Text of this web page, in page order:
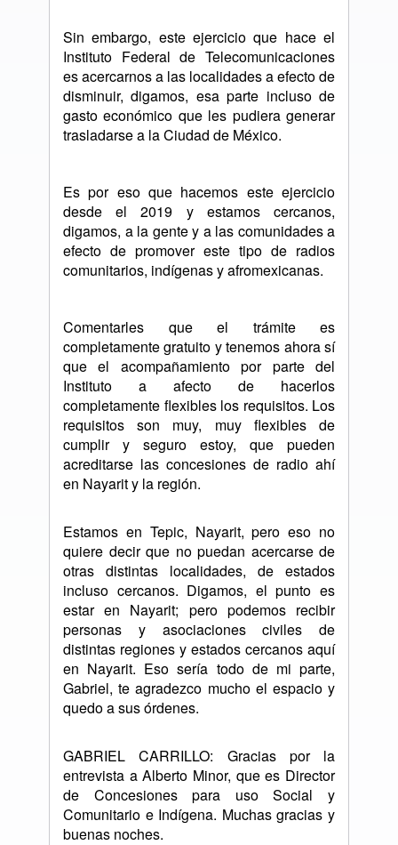
Sin embargo, este ejercicio que hace el
Instituto Federal de Telecomunicaciones
es acercarnos a las localidades a efecto de
disminuir, digamos, esa parte incluso de
gasto económico que les pudiera generar
trasladarse a la Ciudad de México.
Es por eso que hacemos este ejercicio
desde el 2019 y estamos cercanos,
digamos, a la gente y a las comunidades a
efecto de promover este tipo de radios
comunitarios, indígenas y afromexicanas.
Comentarles que el trámite es
completamente gratuito y tenemos ahora sí
que el acompañamiento por parte del
Instituto a afecto de hacerlos
completamente flexibles los requisitos. Los
requisitos son muy, muy flexibles de
cumplir y seguro estoy, que pueden
acreditarse las concesiones de radio ahí
en Nayarit y la región.
Estamos en Tepic, Nayarit, pero eso no
quiere decir que no puedan acercarse de
otras distintas localidades, de estados
incluso cercanos. Digamos, el punto es
estar en Nayarit; pero podemos recibir
personas y asociaciones civiles de
distintas regiones y estados cercanos aquí
en Nayarit. Eso sería todo de mi parte,
Gabriel, te agradezco mucho el espacio y
quedo a sus órdenes.
GABRIEL CARRILLO: Gracias por la
entrevista a Alberto Minor, que es Director
de Concesiones para uso Social y
Comunitario e Indígena. Muchas gracias y
buenas noches.